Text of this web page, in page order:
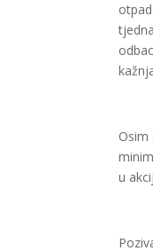
Osim
u